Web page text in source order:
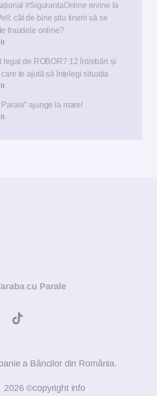
#SigurantaOnline revine la
cât de bine știu tinerii să se
fraudele online?
legat de ROBOR? 12 întrebări și
te ajută să înțelegi situația
Parale” ajunge la mare!
cu Parale
a Băncilor din România.
2026 ©copyright info